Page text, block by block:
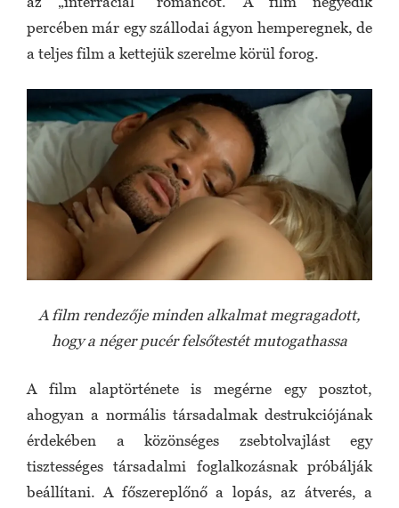
percében már egy szállodai ágyon hemperegnek, de
a teljes film a kettejük szerelme körül forog.
A film rendezője minden alkalmat megragadott,
hogy a néger pucér felsőtestét mutogathassa
A film alaptörténete is megérne egy posztot,
ahogyan a normális társadalmak destrukciójának
érdekében a közönséges zsebtolvajlást egy
tisztességes társadalmi foglalkozásnak próbálják
beállítani. A főszereplőnő a lopás, az átverés, a